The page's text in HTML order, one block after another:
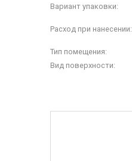
Вариант упаковки:
Расход при нанесении:
Тип помещения:
Вид поверхности: